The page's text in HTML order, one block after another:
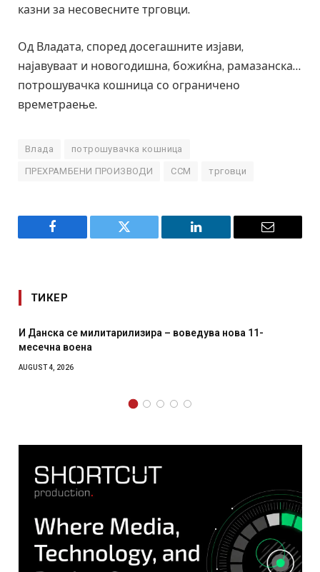
казни за несовесните трговци.
Од Владата, според досегашните изјави,
најавуваат и новогодишна, божиќна, рамазанска…
потрошувачка кошница со ограничено
времетраење.
Влада потрошувачка кошница
ПРЕХРАМБЕНИ ПРОИЗВОДИ ССМ трговци
Facebook Twitter LinkedIn Email
ТИКЕР
нова 11-
Уште двајца починаа од повредите во